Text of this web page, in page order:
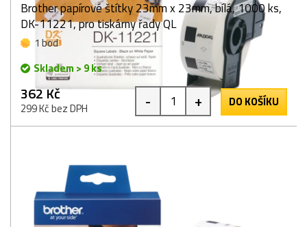
Brother papírové štítky 23mm x 23mm, bílá, 1000 ks,
DK-11221, pro tiskárny řady QL
1 bod
Skladem > 9 ks
362 Kč
299 Kč bez DPH - + DO KOŠÍKU